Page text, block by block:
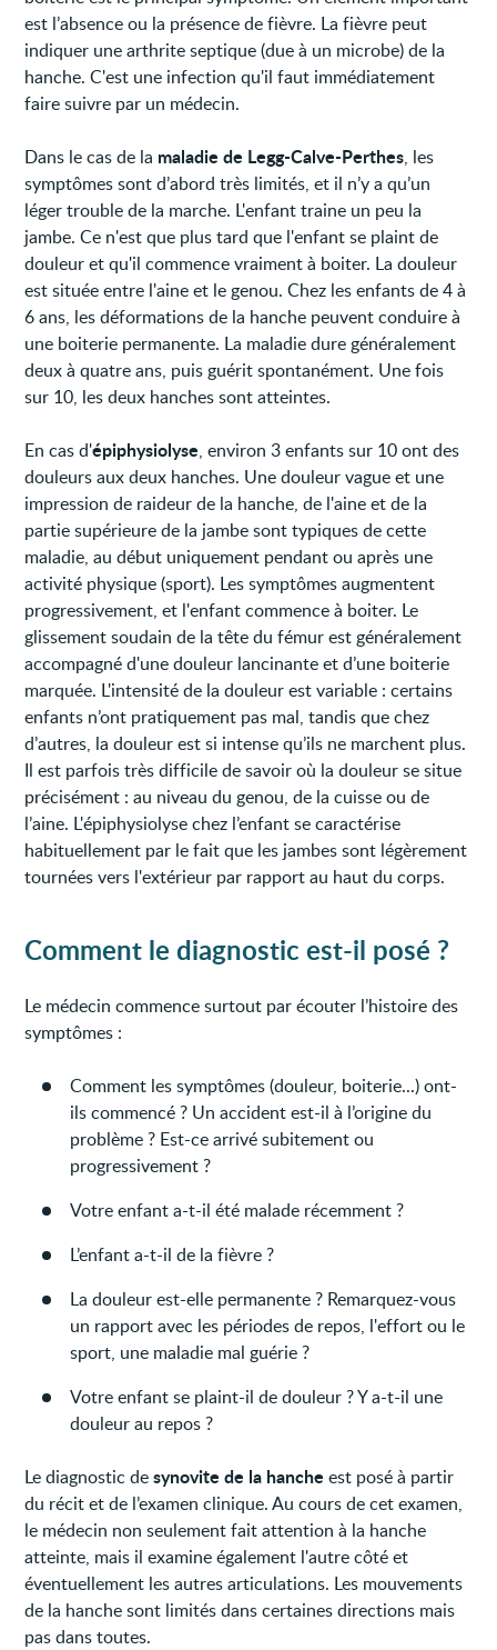
est l’absence ou la présence de fièvre. La fièvre peut
indiquer une arthrite septique (due à un microbe) de la
hanche. C'est une infection qu'il faut immédiatement
faire suivre par un médecin.
Dans le cas de la maladie de Legg-Calve-Perthes, les
symptômes sont d’abord très limités, et il n’y a qu’un
léger trouble de la marche. L'enfant traine un peu la
jambe. Ce n'est que plus tard que l'enfant se plaint de
douleur et qu'il commence vraiment à boiter. La douleur
est située entre l'aine et le genou. Chez les enfants de 4 à
6 ans, les déformations de la hanche peuvent conduire à
une boiterie permanente. La maladie dure généralement
deux à quatre ans, puis guérit spontanément. Une fois
sur 10, les deux hanches sont atteintes.
En cas d'épiphysiolyse, environ 3 enfants sur 10 ont des
douleurs aux deux hanches. Une douleur vague et une
impression de raideur de la hanche, de l'aine et de la
partie supérieure de la jambe sont typiques de cette
maladie, au début uniquement pendant ou après une
activité physique (sport). Les symptômes augmentent
progressivement, et l'enfant commence à boiter. Le
glissement soudain de la tête du fémur est généralement
accompagné d'une douleur lancinante et d’une boiterie
marquée. L'intensité de la douleur est variable : certains
enfants n’ont pratiquement pas mal, tandis que chez
d’autres, la douleur est si intense qu’ils ne marchent plus.
Il est parfois très difficile de savoir où la douleur se situe
précisément : au niveau du genou, de la cuisse ou de
l’aine. L'épiphysiolyse chez l’enfant se caractérise
habituellement par le fait que les jambes sont légèrement
tournées vers l'extérieur par rapport au haut du corps.
Comment le diagnostic est-il posé ?
Le médecin commence surtout par écouter l’histoire des
symptômes :
Comment les symptômes (douleur, boiterie...) ont-
ils commencé ? Un accident est-il à l’origine du
problème ? Est-ce arrivé subitement ou
progressivement ?
Votre enfant a-t-il été malade récemment ?
L’enfant a-t-il de la fièvre ?
La douleur est-elle permanente ? Remarquez-vous
un rapport avec les périodes de repos, l'effort ou le
sport, une maladie mal guérie ?
Votre enfant se plaint-il de douleur ? Y a-t-il une
douleur au repos ?
Le diagnostic desynovite de la hanche est posé à partir
du récit et de l’examen clinique. Au cours de cet examen,
le médecin non seulement fait attention à la hanche
atteinte, mais il examine également l'autre côté et
éventuellement les autres articulations. Les mouvements
de la hanche sont limités dans certaines directions mais
pas dans toutes.